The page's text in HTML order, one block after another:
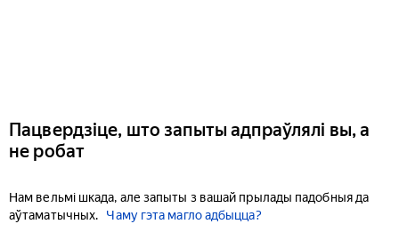
Пацвердзіце, што запыты адпраўлялі вы, а
не робат
Нам вельмі шкада, але запыты з вашай прылады падобныя да
аўтаматычных.
Чаму гэта магло адбыцца?